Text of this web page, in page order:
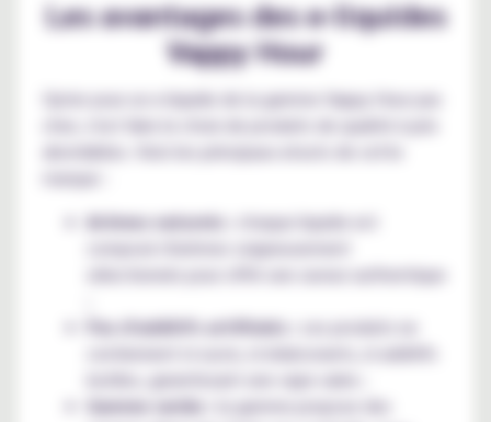
Les avantages des e-liquides
Vappy Hour
Opter pour un e-liquide de la gamme Vappy Hour pas
abordables. Voici les principaux atouts de cette
Arômes naturels :
chaque liquide est
composé d'arômes soigneusement
sélectionnés pour offrir une saveur authentique
Pas d'additifs artificiels :
ces produits ne
inutiles, garantissant une vape saine ;
Gamme variée :
la gamme propose des